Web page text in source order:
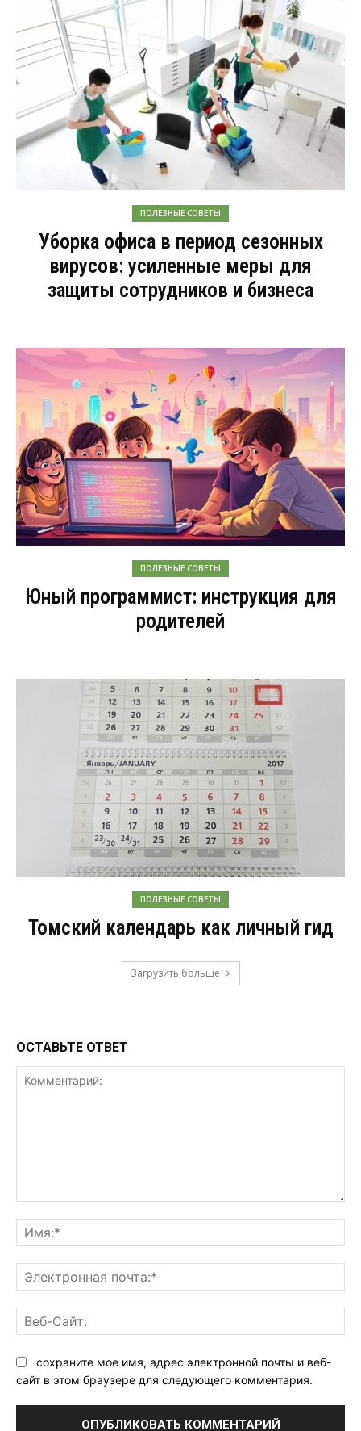
ПОЛЕЗНЫЕ СОВЕТЫ
Уборка офиса в период сезонных
вирусов: усиленные меры для
защиты сотрудников и бизнеса
ПОЛЕЗНЫЕ СОВЕТЫ
Юный программист: инструкция для
родителей
ПОЛЕЗНЫЕ СОВЕТЫ
Томский календарь как личный гид
Загрузить больше
ОСТАВЬТЕ ОТВЕТ
сохраните мое имя, адрес электронной почты и веб-
сайт в этом браузере для следующего комментария.